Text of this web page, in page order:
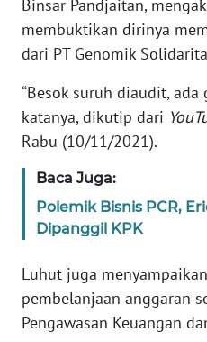
Binsar Pandjaitan,
membuktikan dirinya
dari PT Genomik
“Besok suruh diaudit, ada
katanya, dikutip dari
Rabu (10/11/2021).
Baca Juga:
Polemik Bisnis PCR,
Dipanggil KPK
Luhut juga
pembelanjaan anggaran
Pengawasan Keuangan
Informasi
BERITA
KONTAK
INFO
IKLAN
TENTANG
KAMI